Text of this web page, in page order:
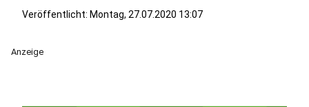
Veröffentlicht: Montag, 27.07.2020 13:07
Anzeige